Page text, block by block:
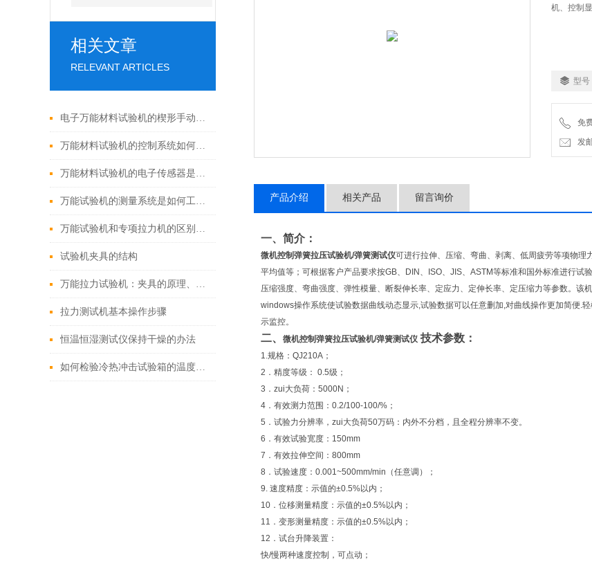
相关文章
RELEVANT ARTICLES
电子万能材料试验机的楔形手动拉伸夹具的保养方法
万能材料试验机的控制系统如何进行维护保养？
万能材料试验机的电子传感器是如何工作的？
万能试验机的测量系统是如何工作的？
万能试验机和专项拉力机的区别是什么？
试验机夹具的结构
万能拉力试验机：夹具的原理、应用与优化
拉力测试机基本操作步骤
恒温恒湿测试仪保持干燥的办法
如何检验冷热冲击试验箱的温度恢复时间
机、控制
型号
免
发
产品介绍 相关产品 留言询价
一、简介：
微机控制弹簧拉压试验机/弹簧测试仪可进行拉伸、压缩、弯曲、剥离、低周疲劳等项物理
平均值等；可根据客户产品要求按GB、DIN、ISO、JIS、ASTM等标准和国外标准进行试
压缩强度、弯曲强度、弹性模量、断裂伸长率、定应力、定伸长率、定压缩力等参数。该
windows操作系统使试验数据曲线动态显示,试验数据可以任意删加,对曲线操作更加简便.
示监控。
二、 微机控制弹簧拉压试验机/弹簧测试仪 技术参数：
1.规格：QJ210A；
2．精度等级： 0.5级；
3．zui大负荷：5000N；
4．有效测力范围：0.2/100-100/%；
5．试验力分辨率，zui大负荷50万码：内外不分档，且全程分辨率不变。
6．有效试验宽度：150mm
7．有效拉伸空间：800mm
8．试验速度：0.001~500mm/min（任意调）；
9. 速度精度：示值的±0.5%以内；
10．位移测量精度：示值的±0.5%以内；
11．变形测量精度：示值的±0.5%以内；
12．试台升降装置：
快/慢两种速度控制，可点动；